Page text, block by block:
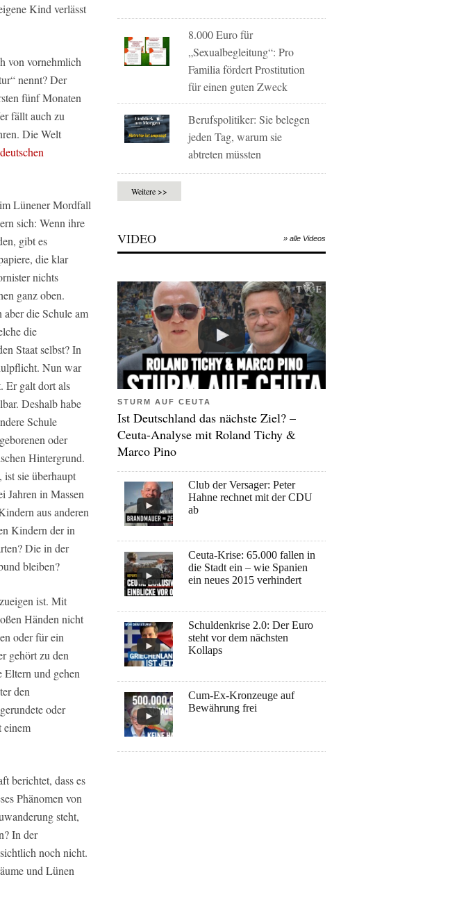
Kind verlässt
von vornehmlich
nennt? Der
fünf Monaten
fällt auch zu
Die Welt
Lünener Mordfall
sich: Wenn ihre
gibt es
die klar
nichts
ganz oben.
die Schule am
die
Staat selbst? In
Nun war
Er galt dort als
Deshalb habe
Schule
oder
Hintergrund.
sie überhaupt
Jahren in Massen
aus anderen
Kindern der in
Die in der
bleiben?
ist. Mit
Händen nicht
oder für ein
gehört zu den
Eltern und gehen
den
oder
einem
berichtet, dass es
Phänomen von
steht,
In der
noch nicht.
und Lünen
8.000 Euro für
„Sexualbegleitung“: Pro
Familia fördert Prostitution
für einen guten Zweck
Berufspolitiker: Sie belegen
jeden Tag, warum sie
abtreten müssten
Weitere >>
VIDEO » alle Videos
STURM AUF CEUTA
Ist Deutschland das nächste Ziel? –
Ceuta-Analyse mit Roland Tichy &
Marco Pino
Club der Versager: Peter
Hahne rechnet mit der CDU
ab
Ceuta-Krise: 65.000 fallen in
die Stadt ein – wie Spanien
ein neues 2015 verhindert
Schuldenkrise 2.0: Der Euro
steht vor dem nächsten
Kollaps
Cum-Ex-Kronzeuge auf
Bewährung frei